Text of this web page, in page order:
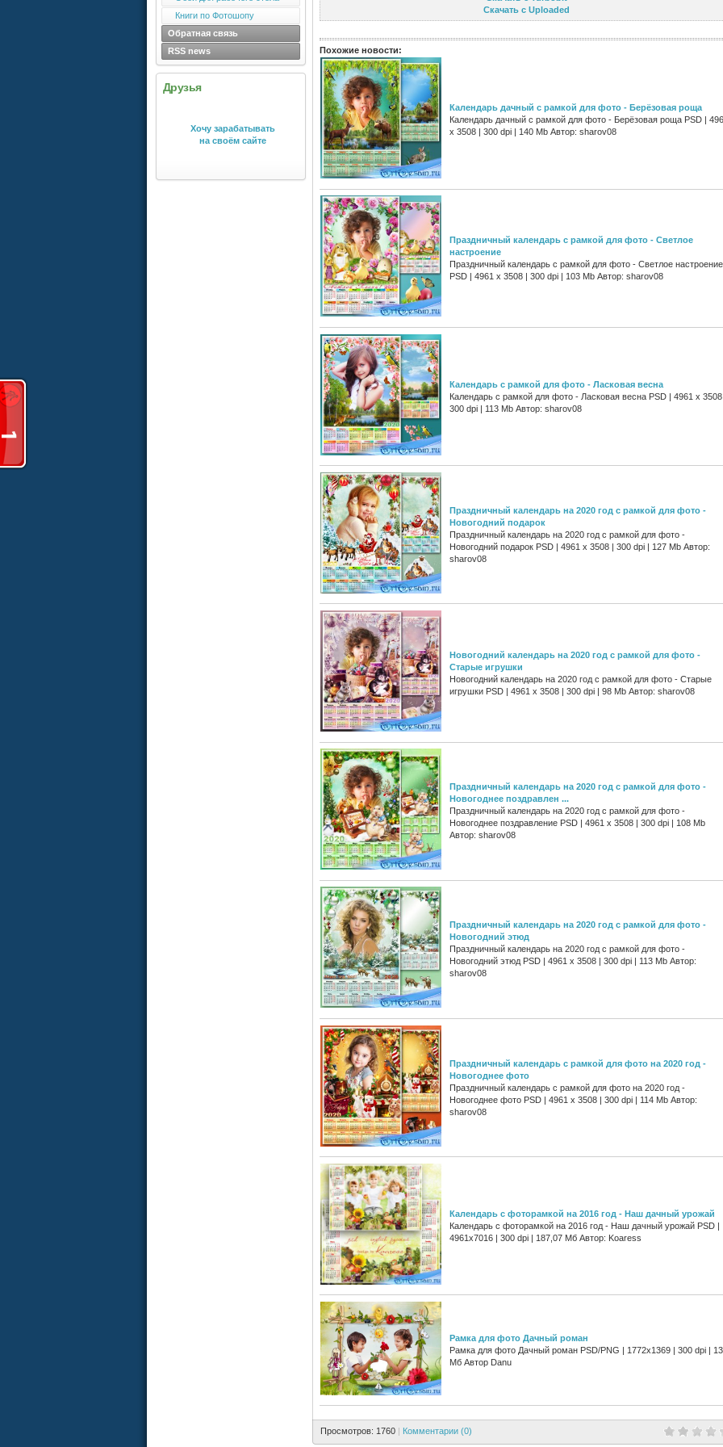
Книги по Фотошопу
Обратная связь
RSS news
Друзья
Хочу зарабатывать
на своём сайте
Скачать с Uploaded
Похожие новости:
Календарь дачный с рамкой для фото - Берёзовая роща
Календарь дачный с рамкой для фото - Берёзовая роща PSD |
х 3508 | 300 dpi | 140 Mb Автор: sharov08
Праздничный календарь с рамкой для фото - Светлое
настроение
Праздничный календарь с рамкой для фото - Светлое настроение
PSD | 4961 х 3508 | 300 dpi | 103 Mb Автор: sharov08
Календарь с рамкой для фото - Ласковая весна
Календарь с рамкой для фото - Ласковая весна PSD | 4961 х
300 dpi | 113 Mb Автор: sharov08
Праздничный календарь на 2020 год с рамкой для фото -
Новогодний подарок
Праздничный календарь на 2020 год с рамкой для фото -
Новогодний подарок PSD | 4961 х 3508 | 300 dpi | 127 Mb Автор:
sharov08
Новогодний календарь на 2020 год с рамкой для фото -
Старые игрушки
Новогодний календарь на 2020 год с рамкой для фото - Старые
игрушки PSD | 4961 х 3508 | 300 dpi | 98 Mb Автор: sharov08
Праздничный календарь на 2020 год с рамкой для фото -
Новогоднее поздравлен ...
Праздничный календарь на 2020 год с рамкой для фото -
Новогоднее поздравление PSD | 4961 х 3508 | 300 dpi | 108 Mb
Автор: sharov08
Праздничный календарь на 2020 год с рамкой для фото -
Новогодний этюд
Праздничный календарь на 2020 год с рамкой для фото -
Новогодний этюд PSD | 4961 х 3508 | 300 dpi | 113 Mb Автор:
sharov08
Праздничный календарь с рамкой для фото на 2020 год -
Новогоднее фото
Праздничный календарь с рамкой для фото на 2020 год -
Новогоднее фото PSD | 4961 х 3508 | 300 dpi | 114 Mb Автор:
sharov08
Календарь с фоторамкой на 2016 год - Наш дачный урожай
Календарь с фоторамкой на 2016 год - Наш дачный урожай PSD |
4961x7016 | 300 dpi | 187,07 Мб Автор: Koaress
Рамка для фото Дачный роман
Рамка для фото Дачный роман PSD/PNG | 1772x1369 | 300 dpi |
Мб Автор Danu
Просмотров: 1760 | Комментарии (0)